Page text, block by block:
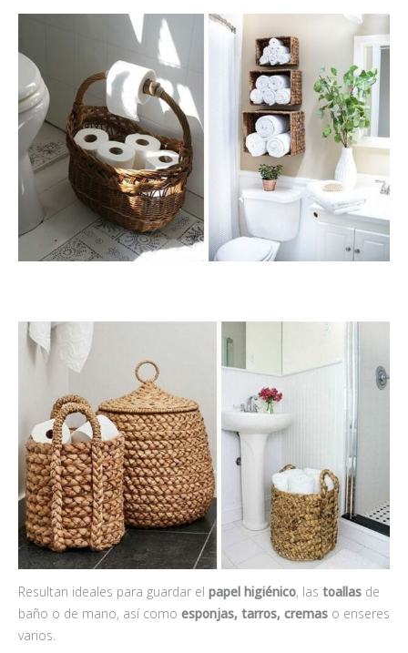
Resultan ideales para guardar el papel higiénico, las toallas de
baño o de mano, así como esponjas, tarros, cremas o enseres
varios.